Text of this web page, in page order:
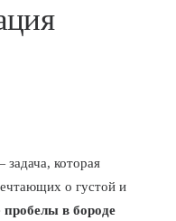
задача, которая
о густой и
пробелы в бороде